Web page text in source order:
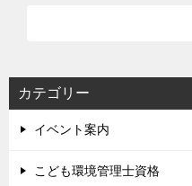
カテゴリー
イベント案内
こども環境管理士資格